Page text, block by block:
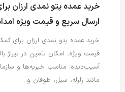
خرید عمده پتو نمدی ارزان
ارسال سریع و قیمت ویژه
خرید عمده پتو نمدی ارزان برای
قیمت ویژه، امکان تأمین در تیراژ
آسیب‌دیده؛ مناسب خیریه‌ها و
مانند زلزله، سیل، طوفان و…